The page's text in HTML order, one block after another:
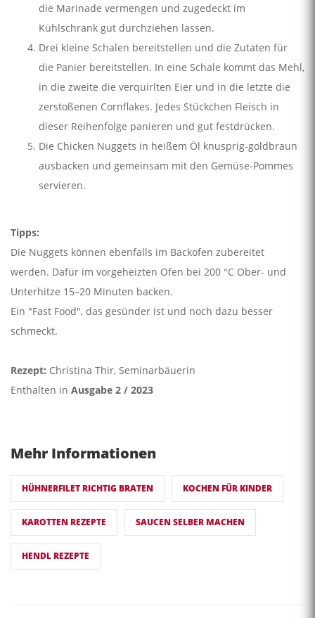
die Marinade vermengen und zugedeckt im
Kühlschrank gut durchziehen lassen.
Drei kleine Schalen bereitstellen und die Zutaten für
die Panier bereitstellen. In eine Schale kommt das Mehl,
in die zweite die verquirlten Eier und in die letzte die
zerstoßenen Cornflakes. Jedes Stückchen Fleisch in
dieser Reihenfolge panieren und gut festdrücken.
Die Chicken Nuggets in heißem Öl knusprig-goldbraun
ausbacken und gemeinsam mit den Gemüse-Pommes
servieren.
Tipps:
Die Nuggets können ebenfalls im Backofen zubereitet
werden. Dafür im vorgeheizten Ofen bei 200 °C Ober- und
Unterhitze 15–20 Minuten backen.
Ein "Fast Food", das gesünder ist und noch dazu besser
schmeckt.
Rezept: Christina Thir, Seminarbäuerin
Enthalten in Ausgabe 2 / 2023
Mehr Informationen
HÜHNERFILET RICHTIG BRATEN KOCHEN FÜR KINDER
KAROTTEN REZEPTE SAUCEN SELBER MACHEN
HENDL REZEPTE